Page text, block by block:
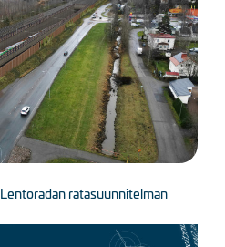
ratasuunnitelman